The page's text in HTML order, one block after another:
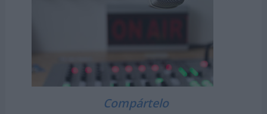
Compártelo